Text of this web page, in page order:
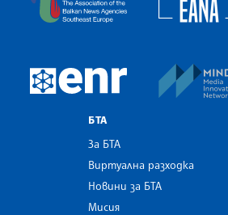
European Newsroom
БТА
За БТА
Виртуална разходка
Новини за БТА
Мисия